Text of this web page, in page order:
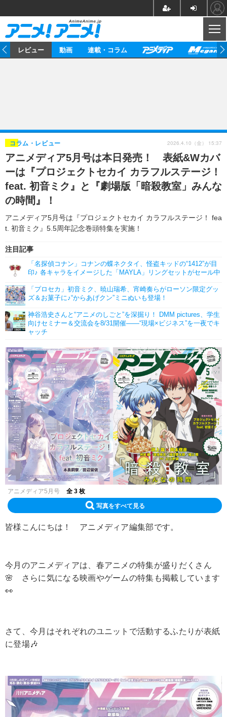
ゲーム グッズ
イベント 海外
海外イベント ビジネス
俳優・タレント アーティスト
ビジネス
アニメ 実写
イベント
ゲーム
動画
アニメ 映画/ドラマ
アニメ！アニメ！TV
連載・コラム
レビュー 動画 連載・コラム
アニメディア5月号は本日発売！ 表紙&Wカバ
ーは『プロジェクトセカイ カラフルステージ！
feat. 初音ミク』と『劇場版「暗殺教室」みんな
の時間』！
アニメディア5月号は『プロジェクトセカイ カラフルステージ！ fea
t. 初音ミク』5.5周年記念巻頭特集を実施！
コラム・レビュー
注目記事
「名探偵コナン」コナンの蝶ネクタイ、怪盗キッドの“1412”が目
印♪ 各キャラをイメージした「MAYLA」リングセットがセール中
「プロセカ」初音ミク、暁山瑞希、宵崎奏らがローソン限定グッ
ズ＆お菓子に♪“からあげクン”ミニぬいも登場！
神谷浩史さんと“アニメのしごと”を深掘り！ DMM pictures、学生
向けセミナー＆交流会を8/31開催――“現場×ビジネス”を一夜でキ
ャッチ
2026.4.10（金） 15:37
アニメディア5月号 全 3 枚
写真をすべて見る
皆様こんにちは！ アニメディア編集部です。
今月のアニメディアは、春アニメの特集が盛りだくさん
🌸 さらに気になる映画やゲームの特集も掲載しています
👀
さて、今月はそれぞれのユニットで活動するふたりが表紙
に登場🎶